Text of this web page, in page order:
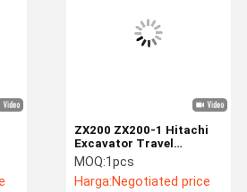
ZX200 ZX200-1 Hitachi
Excavator Travel
Reduction Gearbox
9195447 Final Drive
Hidraulik
MOQ:1pcs
Harga:Negotiated price